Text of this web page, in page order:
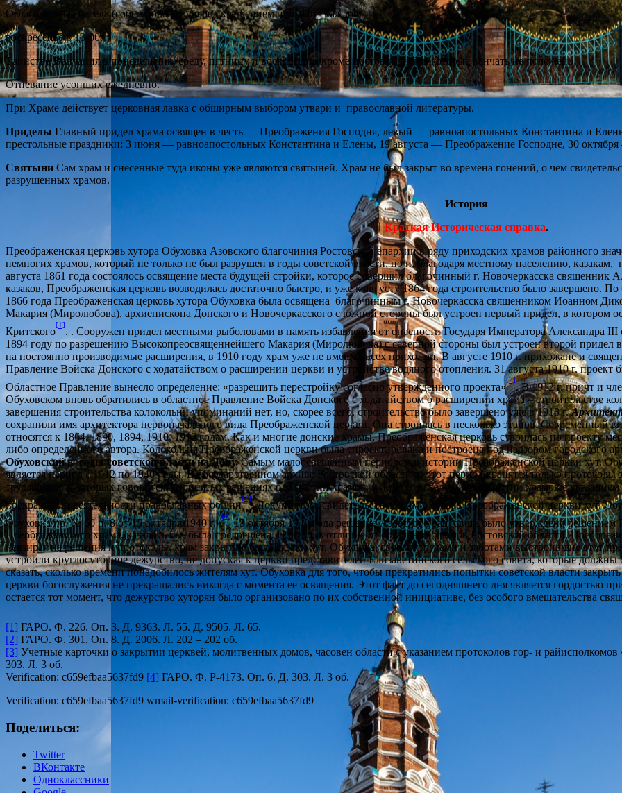
Огласительная беседа (собеседование) перед крещением проходит каждое
воскресенье в 13-00.
Таинство Венчания в понедельник, среду, пятницу и воскресенья кроме постов и дней в которые венчать не положено.
Отпевание усопших ежедневно.
При Храме действует церковная лавка с обширным выбором утвари и православной литературы.
Приделы Главный придел храма освящен в честь — Преображения Господня, левый — равноапостольных Константина и
престольные праздники: 3 июня — равноапостольных Константина и Елены, 19 августа — Преображение Господне, 30
Святыни Сам храм и снесенные туда иконы уже являются святыней. Храм не был закрыт во времена гонений, о чем
разрушенных храмов.
История
Краткая Историческая справка.
Преображенская церковь хутора Обуховка Азовского благочиния Ростовской епархии в ряду приходских храмов районного
немногих храмов, который не только не был разрушен в годы советской власти, но и, благодаря местному населению, казакам,
августа 1861 года состоялось освящение места будущей стройки, которое совершил благочинный г. Новочеркасска
казаков, Преображенская церковь возводилась достаточно быстро, и уже к августу 1864 года строительство было
1866 года Преображенская церковь хутора Обуховка была освящена благочинным г. Новочеркасска священником Иоанном
Макария (Миролюбова), архиепископа Донского и Новочеркасского с южной стороны был устроен первый придел, в котором
Критского
[1]
. . Сооружен придел местными рыболовами в память избавления от опасности Государя Императора Александра
1894 году по разрешению Высокопреосвященнейшего Макария (Миролюбова) с северной стороны был устроен второй придел
на постоянно производимые расширения, в 1910 году храм уже не вмещал всех прихожан. В августе 1910 г. прихожане и
Правление Войска Донского с ходатайством о расширении церкви и устройстве водяного отопления. 31 августа 1910 г.
Областное Правление вынесло определение: «разрешить перестройку согласно утвержденного проекта»
[2]
. В 1912 г. причт и
Обуховском вновь обратились в областное Правление Войска Донского с ходатайством о расширении храма – строительстве
завершения строительства колокольни упоминаний нет, но, скорее всего, строительство было завершено уже в 1913 г.
сохранили имя архитектора первоначального вида Преображенской церкви. Она строилась в несколько этапов. Современный
относятся к 1864, 1890, 1894, 1910, 1912 годам. Как и многие донские храмы, Преображенская церковь строилась по проекту
либо определенного автора. Колокольня Преображенской церкви была спроектирована и построена под надзором городского
Обуховский в годы советской власти на Дону.Самым малоосвещенным периодом в истории Преображенской церкви хут.
является период с 1912 по 1940 годы. В Государственном архиве Ростовской области за этот период хранятся только протоколы
трудящихся, в которых говорится о принятых решениях о закрытии храмов, и краткие сведения о закрытии храмов с
прекращении деятельности православных общин
[3]
. Документом, свидетельствующим о судьбе Преображенской церкви хут.
Обуховка пр. № 60 п. 8 от 15 октября 1940 г.»
[4]
15 октября 1940 года решение Азовского райсовета было утверждено решением
Преображенского храма, казалось бы, была предрешена. Однако, в отличие от остальных храмов Ростовской области,
невзирая на решения и протоколы, храм закрыт не был. Казаки хут. Обуховка, своими трудами и заботами выстроившие этот
устроили круглосуточное дежурство, не допуская к церкви представителей Елизаветинского сельского совета, которые
сказать, сколько времени понадобилось жителям хут. Обуховка для того, чтобы прекратились попытки советской власти
церкви богослужения не прекращались никогда с момента ее освящения. Этот факт до сегодняшнего дня является
остается тот момент, что дежурство хуторян было организовано по их собственной инициативе, без особого вмешательства
[1] ГАРО. Ф. 226. Оп. 3. Д. 9363. Л. 55. Д. 9505. Л. 65.
[2] ГАРО. Ф. 301. Оп. 8. Д. 2006. Л. 202 – 202 об.
[3] Учетные карточки о закрытии церквей, молитвенных домов, часовен области с указанием протоколов гор- и
303. Л. 3 об.
Verification: c659efbaa5637fd9 [4] ГАРО. Ф. Р-4173. Оп. 6. Д. 303. Л. 3 об.
Verification: c659efbaa5637fd9 wmail-verification: c659efbaa5637fd9
Поделиться:
Twitter
ВКонтакте
Одноклассники